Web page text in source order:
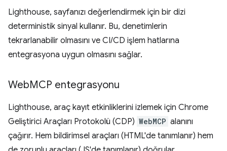
Lighthouse, sayfanızı değerlendirmek için bir dizi
deterministik sinyal kullanır. Bu, denetimlerin
tekrarlanabilir olmasını ve CI/CD işlem hatlarına
entegrasyona uygun olmasını sağlar.
WebMCP entegrasyonu
Lighthouse, araç kayıt etkinliklerini izlemek için Chrome
Geliştirici Araçları Protokolü (CDP) WebMCP alanını
çağırır. Hem bildirimsel araçları (HTML'de tanımlanır) hem